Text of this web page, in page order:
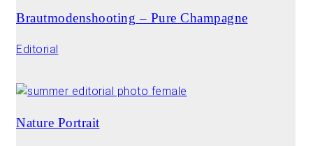
Brautmodenshooting – Pure Champagne
Editorial
Nature Portrait